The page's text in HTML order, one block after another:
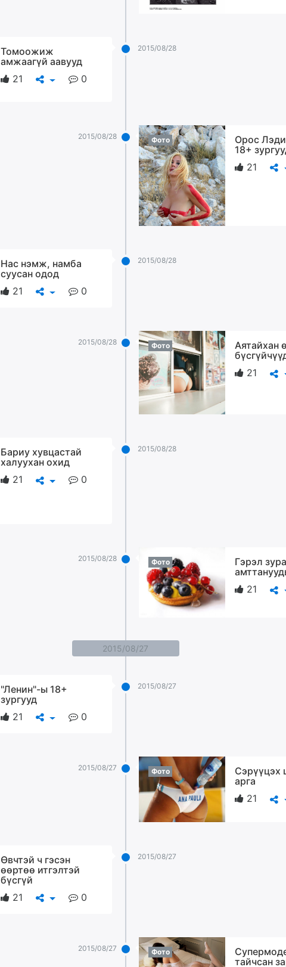
2015/08/28
Томоожиж
амжаагүй аавууд
21
0
2015/08/28 Фото
Орос Лэди
18+
21
2015/08/28
Нас нэмж, намба
суусан одод
21
0
2015/08/28 Фото
Аятайхан
21
2015/08/28
Бариу хувцастай
халуухан охид
21
0
2015/08/28 Фото
Гэрэл
21
2015/08/27
2015/08/27
"Ленин"-ы 18+
зургууд
21
0
2015/08/27 Фото
Сэрүүцэх
арга
21
2015/08/27
Өвчтэй ч гэсэн
өөртөө итгэлтэй
бүсгүй
21
0
2015/08/27 Фото
тайчсан